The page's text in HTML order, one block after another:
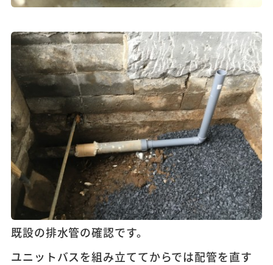
既設の排水管の確認です。
ユニットバスを組み立ててからでは配管を直す